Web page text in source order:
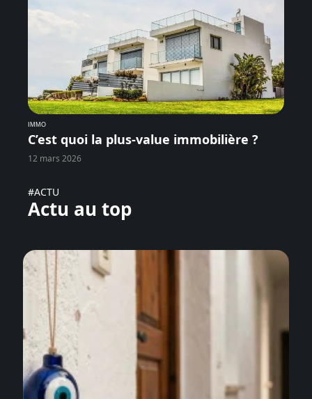
IMMO
C’est quoi la plus-value immobilière ?
12 mars 2026
#ACTU
Actu au top